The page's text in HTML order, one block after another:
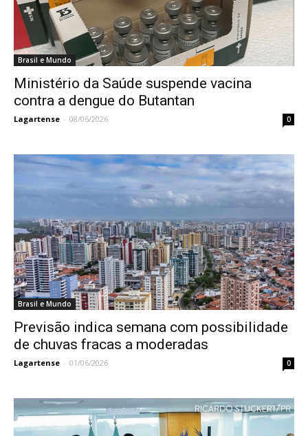
Brasil e Mundo
Ministério da Saúde suspende vacina
contra a dengue do Butantan
Lagartense - 08/06/2026 0
Brasil e Mundo
Previsão indica semana com possibilidade
de chuvas fracas a moderadas
Lagartense - 01/06/2026 0